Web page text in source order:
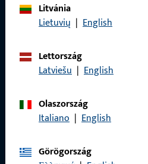
Szolgáltató csapatunk örömmel
termékkel, alkalmazással és
vegye fel velünk a
hívjon minket
Litvánia
Lietuvių | English
Lettország
Latviešu | English
Olaszország
Italiano | English
Görögország